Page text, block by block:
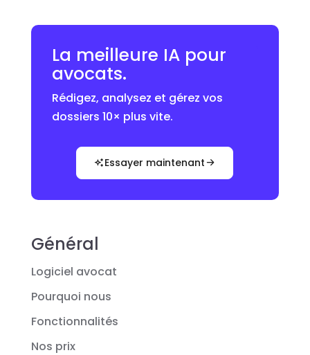
La meilleure IA pour
avocats.
Rédigez, analysez et gérez vos
dossiers 10× plus vite.
Essayer maintenant
Général
Logiciel avocat
Pourquoi nous
Fonctionnalités
Nos prix